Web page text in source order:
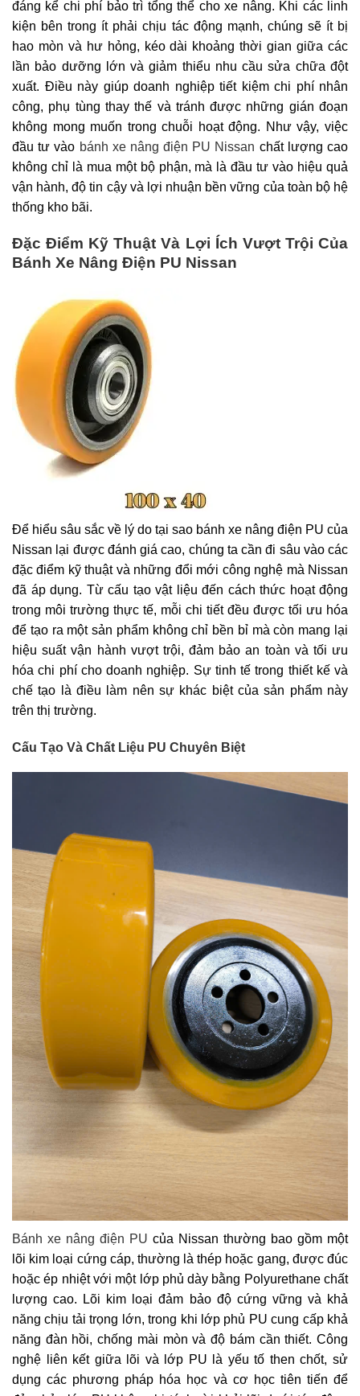
đáng kể chi phí bảo trì tổng thể cho xe nâng. Khi các linh
kiện bên trong ít phải chịu tác động mạnh, chúng sẽ ít bị
hao mòn và hư hỏng, kéo dài khoảng thời gian giữa các
lần bảo dưỡng lớn và giảm thiểu nhu cầu sửa chữa đột
xuất. Điều này giúp doanh nghiệp tiết kiệm chi phí nhân
công, phụ tùng thay thế và tránh được những gián đoạn
không mong muốn trong chuỗi hoạt động. Như vậy, việc
đầu tư vào bánh xe nâng điện PU Nissan chất lượng cao
không chỉ là mua một bộ phận, mà là đầu tư vào hiệu quả
vận hành, độ tin cậy và lợi nhuận bền vững của toàn bộ hệ
thống kho bãi.
Đặc Điểm Kỹ Thuật Và Lợi Ích Vượt Trội Của
Bánh Xe Nâng Điện PU Nissan
Để hiểu sâu sắc về lý do tại sao bánh xe nâng điện PU của
Nissan lại được đánh giá cao, chúng ta cần đi sâu vào các
đặc điểm kỹ thuật và những đổi mới công nghệ mà Nissan
đã áp dụng. Từ cấu tạo vật liệu đến cách thức hoạt động
trong môi trường thực tế, mỗi chi tiết đều được tối ưu hóa
để tạo ra một sản phẩm không chỉ bền bỉ mà còn mang lại
hiệu suất vận hành vượt trội, đảm bảo an toàn và tối ưu
hóa chi phí cho doanh nghiệp. Sự tinh tế trong thiết kế và
chế tạo là điều làm nên sự khác biệt của sản phẩm này
trên thị trường.
Cấu Tạo Và Chất Liệu PU Chuyên Biệt
Bánh xe nâng điện PU của Nissan thường bao gồm một
lõi kim loại cứng cáp, thường là thép hoặc gang, được đúc
hoặc ép nhiệt với một lớp phủ dày bằng Polyurethane chất
lượng cao. Lõi kim loại đảm bảo độ cứng vững và khả
năng chịu tải trọng lớn, trong khi lớp phủ PU cung cấp khả
năng đàn hồi, chống mài mòn và độ bám cần thiết. Công
nghệ liên kết giữa lõi và lớp PU là yếu tố then chốt, sử
dụng các phương pháp hóa học và cơ học tiên tiến để